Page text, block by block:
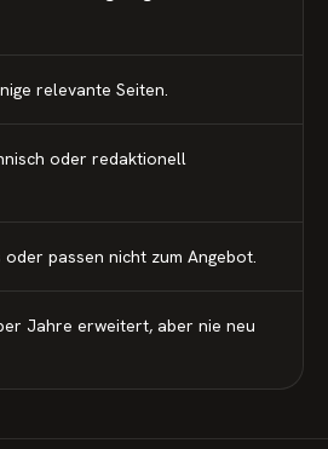
relevante Seiten.
oder redaktionell
passen nicht zum Angebot.
Jahre erweitert, aber nie neu